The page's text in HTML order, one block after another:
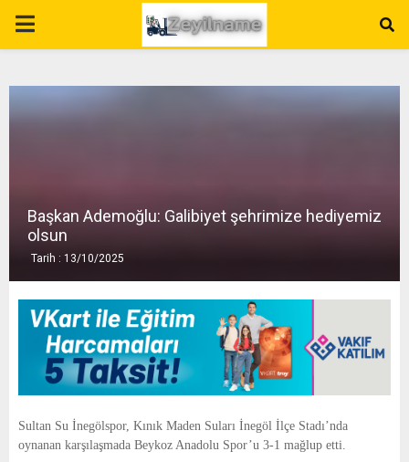
P
I
A
E
Başkan Ademoğlu: Galibiyet şehrimize hediyemiz
olsun
Tarih : 13/10/2025
Sultan Su İnegölspor, Kınık Maden Suları İnegöl İlçe Stadı’nda
oynanan karşılaşmada Beykoz Anadolu Spor’u 3-1 mağlup etti.